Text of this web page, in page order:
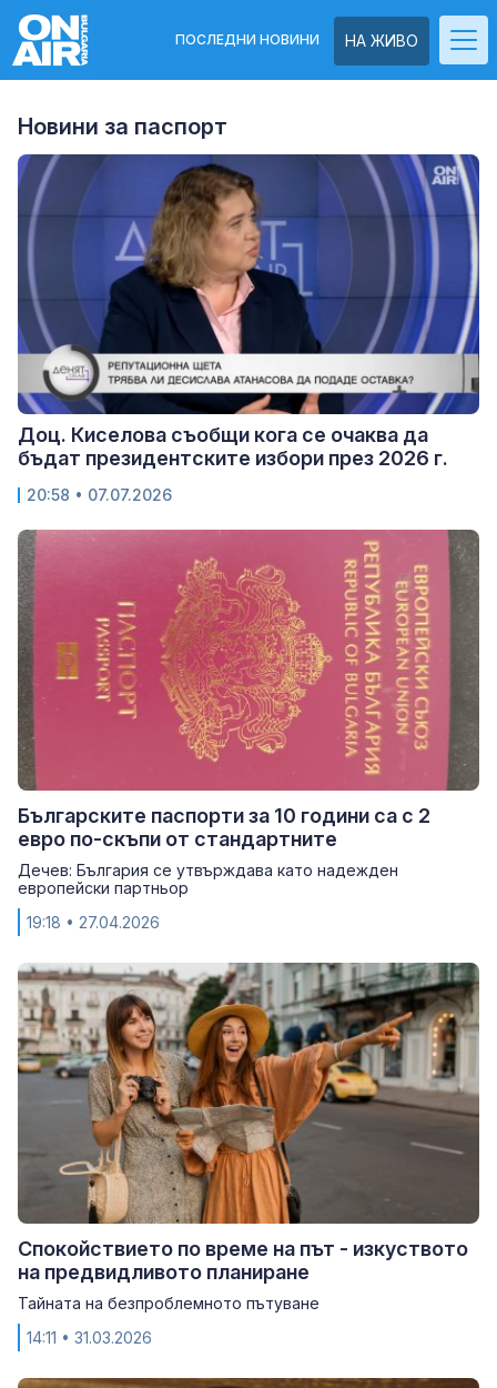
НА ЖИВО
ПОСЛЕДНИ НОВИНИ
Новини за паспорт
Доц. Киселова съобщи кога се очаква да
бъдат президентските избори през 2026 г.
20:58 • 07.07.2026
Българските паспорти за 10 години са с 2
евро по-скъпи от стандартните
Дечев: България се утвърждава като надежден
европейски партньор
19:18 • 27.04.2026
Спокойствието по време на път - изкуството
на предвидливото планиране
Тайната на безпроблемното пътуване
14:11 • 31.03.2026